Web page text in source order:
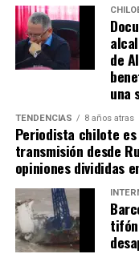
Tras el tanto del
visitantes
argumentando que
les
Tras los incidentes,
River. En Boca, en
Merentiel, Ezequiel
Fuente:Bio Bio
de
una
TENDENCIAS 8 años atras
Periodista chilote es
transmisión desde
opiniones divididas